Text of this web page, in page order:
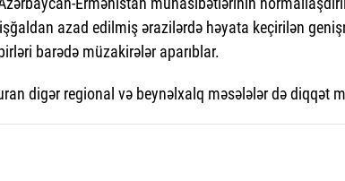
azad edilmiş ərazilərdə həyata keçirilən
barədə müzakirələr aparıblar.
digər regional və beynəlxalq məsələlər də diqqət